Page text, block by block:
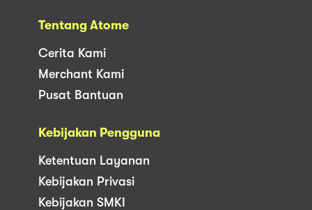
Tentang Atome
Cerita Kami
Merchant Kami
Pusat Bantuan
Kebijakan Pengguna
Ketentuan Layanan
Kebijakan Privasi
Kebijakan SMKI